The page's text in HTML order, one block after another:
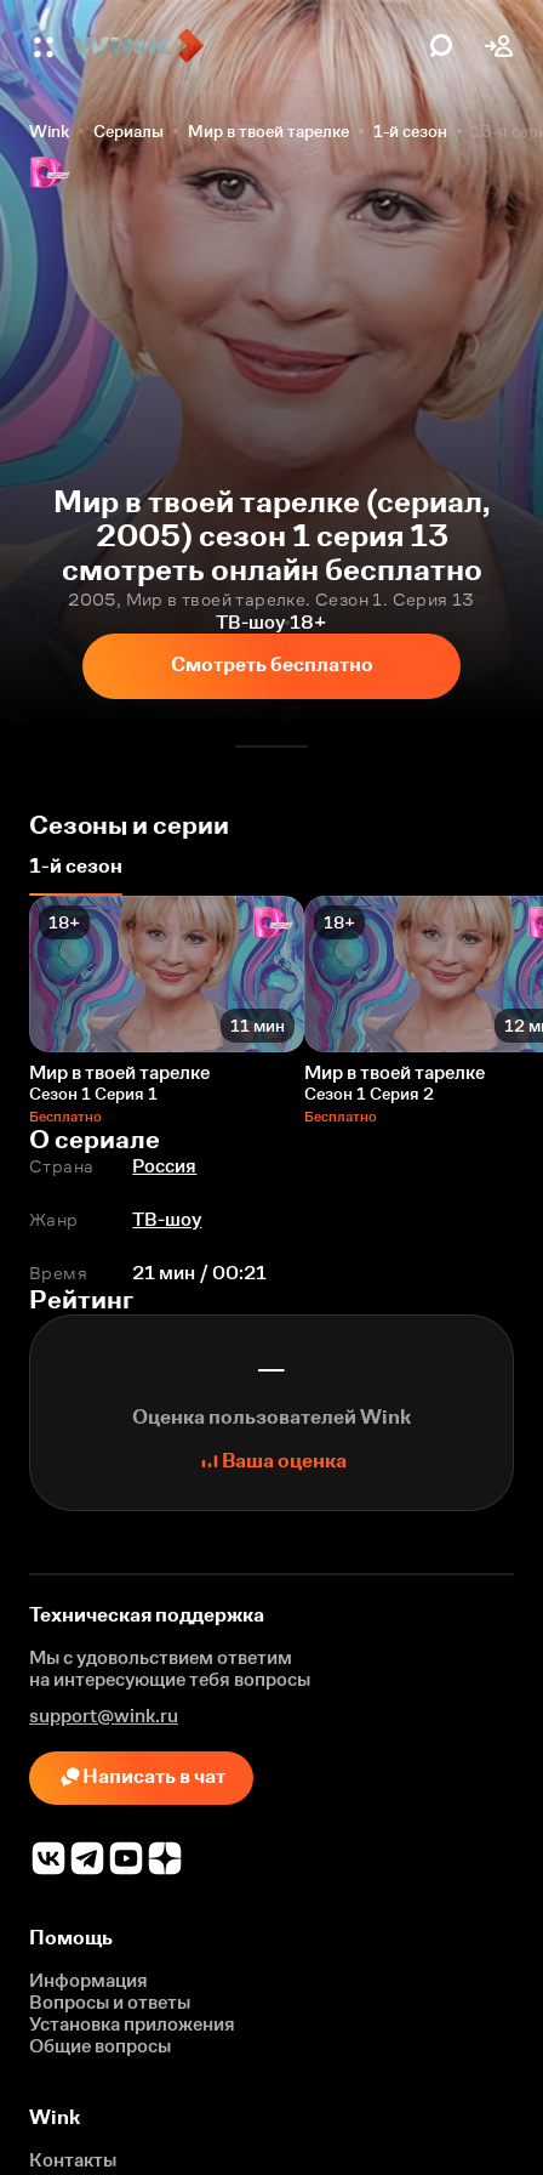
Wink Сериалы Мир в твоей тарелке 1-й сезон 13-я
Мир в твоей тарелке (сериал,
2005) сезон 1 серия 13
смотреть онлайн бесплатно
2005, Мир в твоей тарелке. Сезон 1. Серия 13
ТВ-шоу 18+
Смотреть бесплатно
Сезоны и серии
1-й сезон
18+
11 мин
Мир в твоей тарелке
Сезон 1 Серия 1
Бесплатно
18+
12
Мир в твоей тарелке
Сезон 1 Серия 2
Бесплатно
О сериале
Страна Россия
Жанр ТВ-шоу
Время 21 мин / 00:21
Рейтинг
—
Оценка пользователей Wink
Ваша оценка
Техническая поддержка
Мы с удовольствием ответим
на интересующиетебя вопросы
support@wink.ru
Написать в чат
Помощь
Информация
Вопросы и ответы
Установка приложения
Общие вопросы
Wink
Контакты